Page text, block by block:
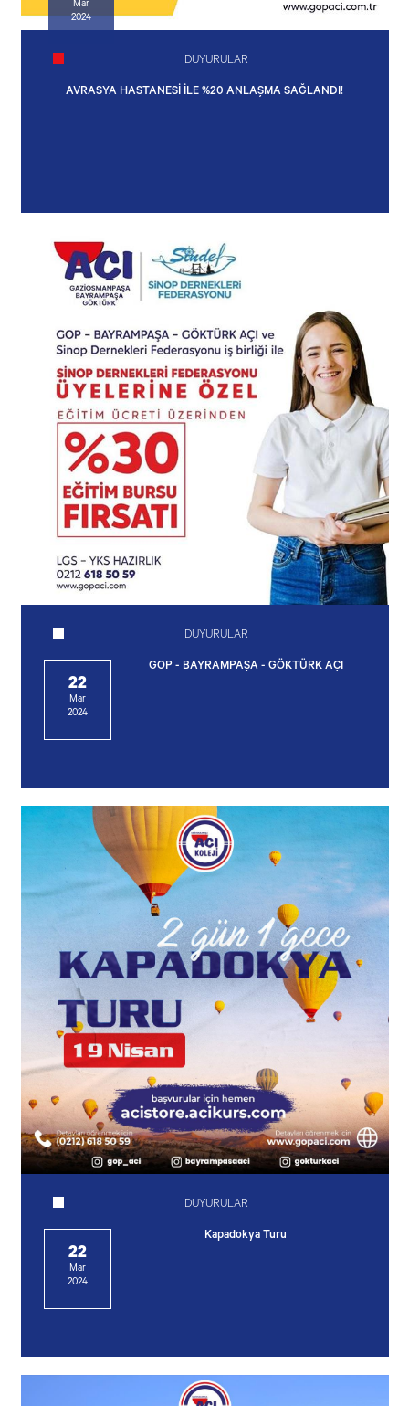
DUYURULAR
AVRASYA HASTANESİ İLE %20 ANLAŞMA SAĞLANDI!
Mar
2024
DUYURULAR
GOP - BAYRAMPAŞA - GÖKTÜRK AÇI
22
Mar
2024
DUYURULAR
Kapadokya Turu
22
Mar
2024